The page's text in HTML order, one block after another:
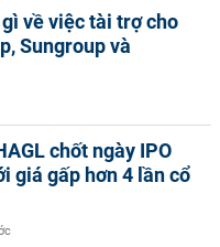
về việc tài trợ cho
Sungroup và
chốt ngày IPO
giá gấp hơn 4 lần cổ